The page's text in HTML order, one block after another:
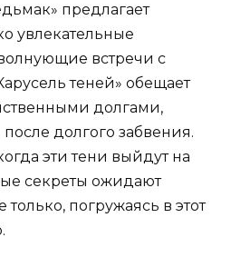
предлагает
увлекательные
встречи с
теней» обещает
долгами,
долгого забвения.
эти тени выйдут на
секреты ожидают
только, погружаясь в этот